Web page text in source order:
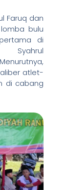
Faruq dan
bulu
di
Syahrul
atlet-
di cabang